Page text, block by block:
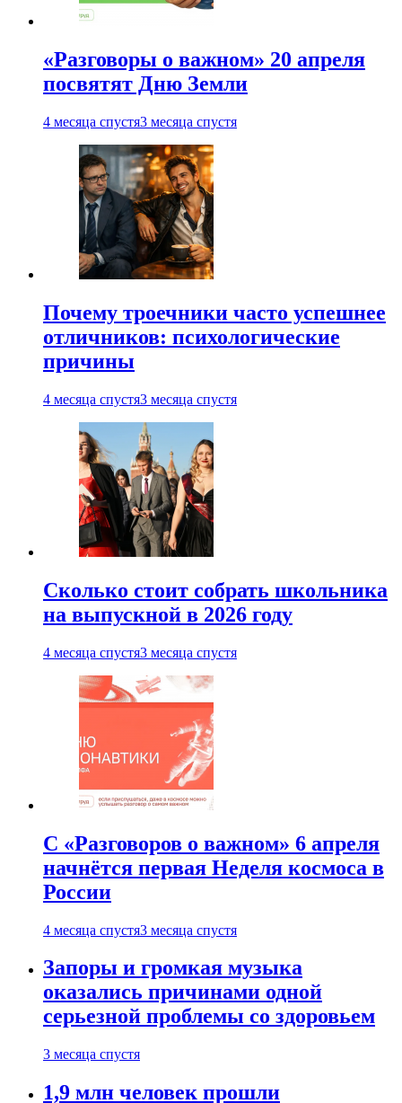
«Разговоры о важном» 20 апреля
посвятят Дню Земли
4 месяца спустя3 месяца спустя
Почему троечники часто успешнее
отличников: психологические
причины
4 месяца спустя3 месяца спустя
Сколько стоит собрать школьника
на выпускной в 2026 году
4 месяца спустя3 месяца спустя
С «Разговоров о важном» 6 апреля
начнётся первая Неделя космоса в
России
4 месяца спустя3 месяца спустя
Запоры и громкая музыка
оказались причинами одной
серьезной проблемы со здоровьем
3 месяца спустя
1,9 млн человек прошли